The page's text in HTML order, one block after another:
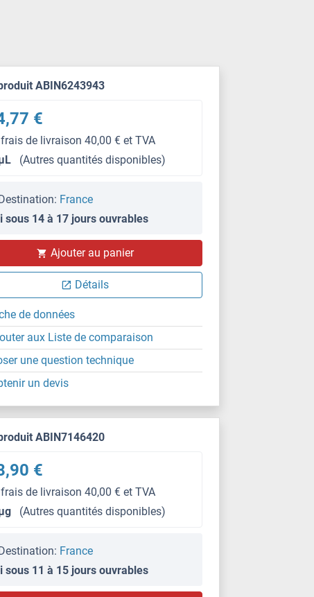
ABIN6243943
€
de livraison 40,00 € et TVA
(Autres quantités disponibles)
France
sous 14 à 17 jours ouvrables
Ajouter au panier
Détails
de données
aux Liste de comparaison
une question technique
un devis
ABIN7146420
€
de livraison 40,00 € et TVA
(Autres quantités disponibles)
France
sous 11 à 15 jours ouvrables